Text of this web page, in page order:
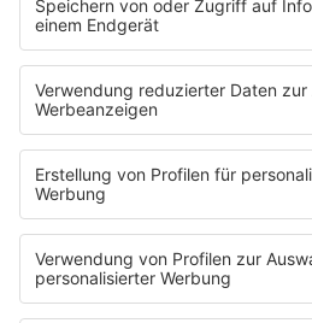
Fakten
FUN
PODCAST
App
Alexa (externer Link zu